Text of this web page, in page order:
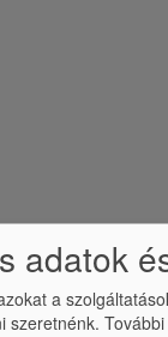
adatok
a
szeretnénk.